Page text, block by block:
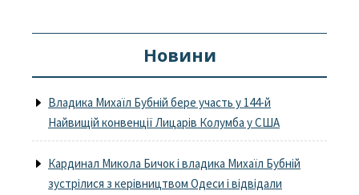
Новини
Владика Михаїл Бубній бере участь у 144-й
Найвищій конвенції Лицарів Колумба у США
Кардинал Микола Бичок і владика Михаїл Бубній
зустрілися з керівництвом Одеси і відвідали